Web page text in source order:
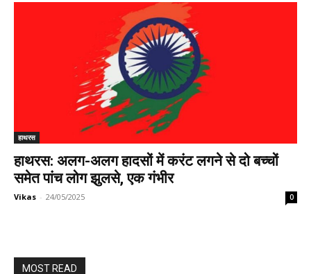
हाथरस
हाथरस: अलग-अलग हादसों में करंट लगने से दो बच्चों
समेत पांच लोग झुलसे, एक गंभीर
Vikas - 24/05/2025 0
MOST READ